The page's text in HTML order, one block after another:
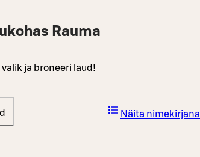
Rauma
ja broneeri laud!
Näita nimekirjana